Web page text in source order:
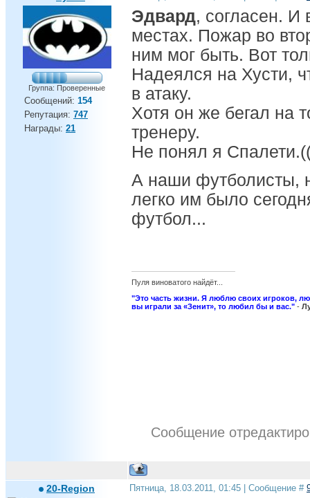
Группа: Проверенные
Сообщений: 154
Репутация: 747
Награды: 21
Эдвард, согласен. И
местах. Пожар во
ним мог быть. Вот
Надеялся на Хусти,
в атаку.
Хотя он же бегал на
тренеру.
Не понял я
А наши футболисты,
легко им было
футбол...
Пуля виноватого найдёт...
"Это часть жизни. Я люблю своих игроков,
вы играли за «Зенит», то любил бы и вас." -
Сообщение
20-Region Пятница, 18.03.2011, 01:45 | Сообщение #